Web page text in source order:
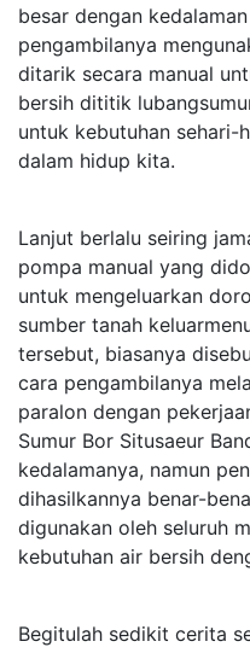
besar dengan
pengambilanya
ditarik secara manual
bersih dititik
untuk kebutuhan sehari-
dalam hidup kita.
Lanjut berlalu seiring
pompa manual yang
untuk mengeluarkan
sumber tanah
tersebut, biasanya
cara pengambilanya
paralon dengan
Sumur Bor Situsaeur
kedalamanya, namun
dihasilkannya benar-
digunakan oleh seluruh
kebutuhan air bersih
Begitulah sedikit cerita